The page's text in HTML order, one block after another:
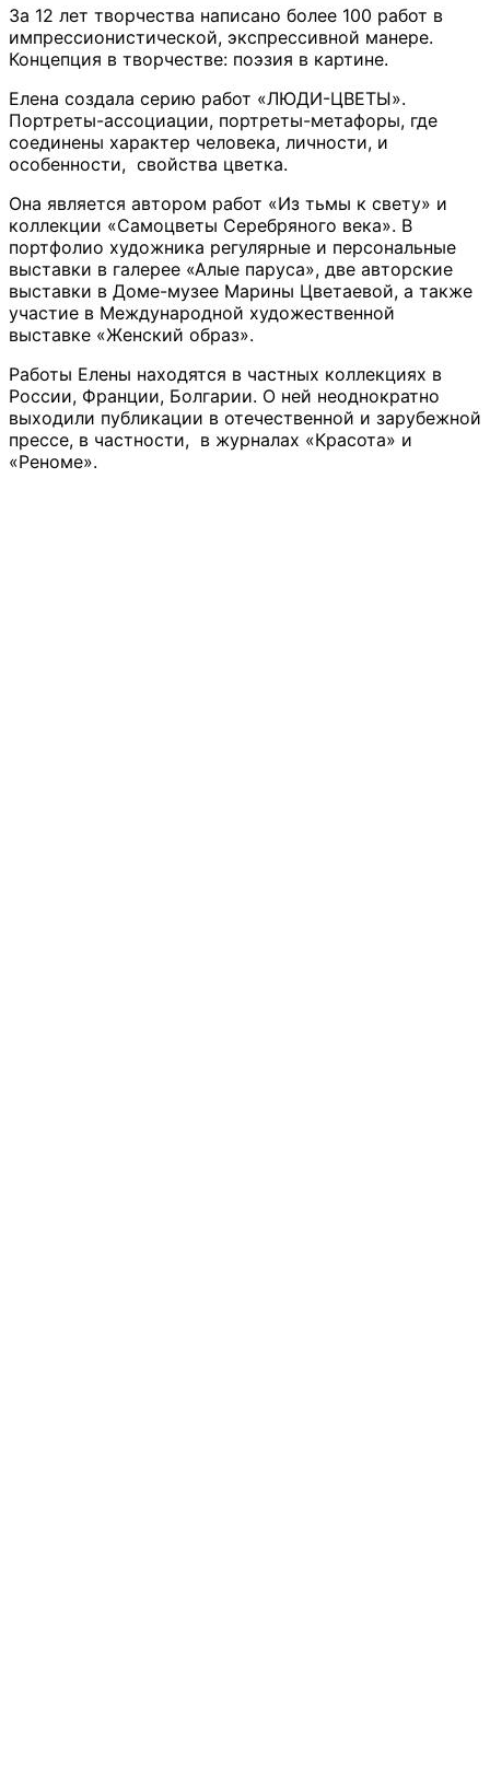
За 12 лет творчества написано более 100 работ в
импрессионистической, экспрессивной манере.
Концепция в творчестве: поэзия в картине.
Елена создала серию работ «ЛЮДИ-ЦВЕТЫ».
Портреты-ассоциации, портреты-метафоры, где
соединены характер человека, личности, и
особенности, свойства цветка.
Она является автором работ «Из тьмы к свету» и
коллекции «Самоцветы Серебряного века». В
портфолио художника регулярные и персональные
выставки в галерее «Алые паруса», две авторские
выставки в Доме-музее Марины Цветаевой, а также
участие в Международной художественной
выставке «Женский образ».
Работы Елены находятся в частных коллекциях в
России, Франции, Болгарии. О ней неоднократно
выходили публикации в отечественной и зарубежной
прессе, в частности, в журналах «Красота» и
«Реноме».